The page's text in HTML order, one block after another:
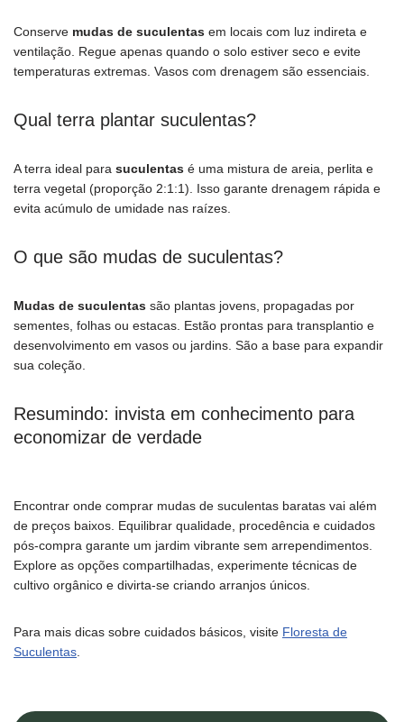
Conserve mudas de suculentas em locais com luz indireta e
ventilação. Regue apenas quando o solo estiver seco e evite
temperaturas extremas. Vasos com drenagem são essenciais.
Qual terra plantar suculentas?
A terra ideal para suculentas é uma mistura de areia, perlita e
terra vegetal (proporção 2:1:1). Isso garante drenagem rápida e
evita acúmulo de umidade nas raízes.
O que são mudas de suculentas?
Mudas de suculentas são plantas jovens, propagadas por
sementes, folhas ou estacas. Estão prontas para transplantio e
desenvolvimento em vasos ou jardins. São a base para expandir
sua coleção.
Resumindo: invista em conhecimento para
economizar de verdade
Encontrar onde comprar mudas de suculentas baratas vai além
de preços baixos. Equilibrar qualidade, procedência e cuidados
pós-compra garante um jardim vibrante sem arrependimentos.
Explore as opções compartilhadas, experimente técnicas de
cultivo orgânico e divirta-se criando arranjos únicos.
Para mais dicas sobre cuidados básicos, visite Floresta de
Suculentas.